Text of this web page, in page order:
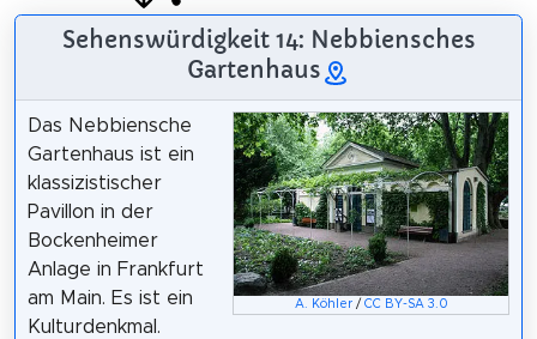
Sehenswürdigkeit 14: Nebbiensches
Gartenhaus
A. Köhler/ CC BY-SA 3.0
Das Nebbiensche
Gartenhaus ist ein
klassizistischer
Pavillon in der
Bockenheimer
Anlage in Frankfurt
am Main. Es ist ein
Kulturdenkmal.